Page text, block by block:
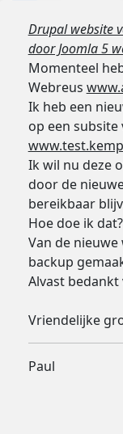
Drupal website
door Joomla 5
Momenteel
Webreus
Ik heb een
op een subsite
Ik wil nu deze
door de
bereikbaar
Hoe doe ik dat?
Van de
backup
Alvast
Vriendelijke
Paul